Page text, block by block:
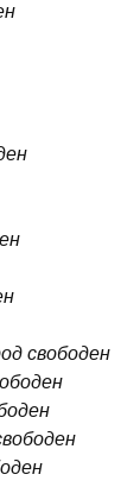
свободен